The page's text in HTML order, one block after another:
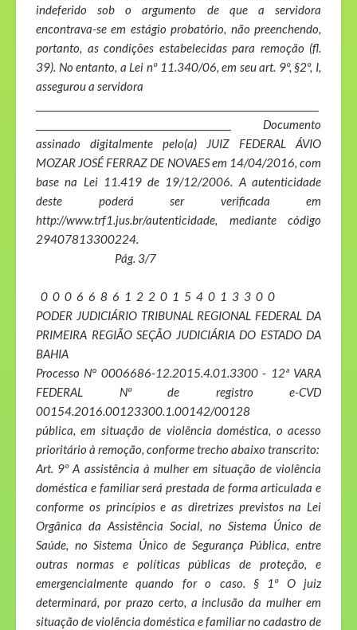
indeferido sob o argumento de que a servidora
encontrava-se em estágio probatório, não preenchendo,
portanto, as condições estabelecidas para remoção (fl.
39). No entanto, a Lei nº 11.340/06, em seu art. 9º, §2º, I,
assegurou a servidora
_________________________________________________ Documento
assinado digitalmente pelo(a) JUIZ FEDERAL ÁVIO
MOZAR JOSÉ FERRAZ DE NOVAES em 14/04/2016, com
base na Lei 11.419 de 19/12/2006. A autenticidade
deste poderá ser verificada em
http://www.trf1.jus.br/autenticidade, mediante código
29407813300224.
Pág. 3/7
0 0 0 6 6 8 6 1 2 2 0 1 5 4 0 1 3 3 0 0
PODER JUDICIÁRIO TRIBUNAL REGIONAL FEDERAL DA
PRIMEIRA REGIÃO SEÇÃO JUDICIÁRIA DO ESTADO DA
BAHIA
Processo N° 0006686-12.2015.4.01.3300 - 12ª VARA
FEDERAL Nº de registro e-CVD
00154.2016.00123300.1.00142/00128
pública, em situação de violência doméstica, o acesso
prioritário à remoção, conforme trecho abaixo transcrito:
Art. 9º A assistência à mulher em situação de violência
doméstica e familiar será prestada de forma articulada e
conforme os princípios e as diretrizes previstos na Lei
Orgânica da Assistência Social, no Sistema Único de
Saúde, no Sistema Único de Segurança Pública, entre
outras normas e políticas públicas de proteção, e
emergencialmente quando for o caso. § 1º O juiz
determinará, por prazo certo, a inclusão da mulher em
situação de violência doméstica e familiar no cadastro de